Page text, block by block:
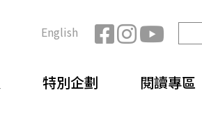
尋
始
尋
English
特別企劃 閱讀專區